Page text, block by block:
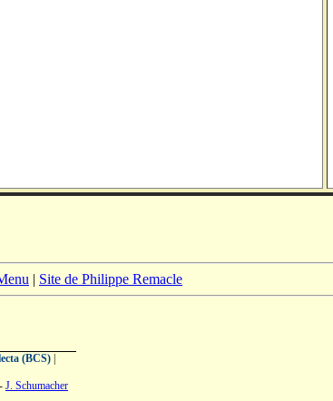
| Site de Philippe Remacle
(BCS)
- J. Schumacher